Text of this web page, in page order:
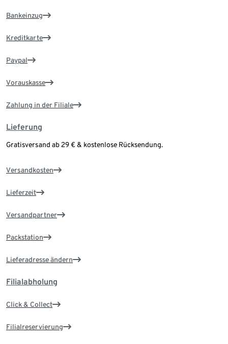
Bankeinzug
Kreditkarte
Paypal
Vorauskasse
Zahlung in der Filiale
Lieferung
Gratisversand ab 29 € & kostenlose Rücksendung.
Versandkosten
Lieferzeit
Versandpartner
Packstation
Lieferadresse ändern
Filialabholung
Click & Collect
Filialreservierung